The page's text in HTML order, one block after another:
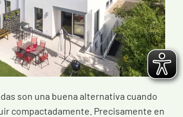
son una buena alternativa cuando
compactadamente. Precisamente en